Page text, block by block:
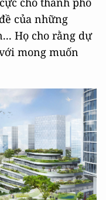
của những
Họ cho rằng dự
mong muốn